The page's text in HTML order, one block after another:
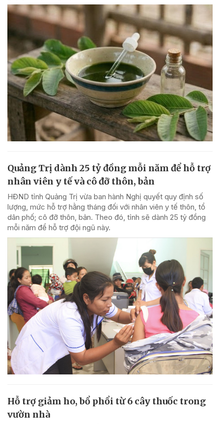
Quảng Trị dành 25 tỷ đồng mỗi năm để hỗ trợ
nhân viên y tế và cô đỡ thôn, bản
HĐND tỉnh Quảng Trị vừa ban hành Nghị quyết quy định số
lượng, mức hỗ trợ hằng tháng đối với nhân viên y tế thôn, tổ
dân phố; cô đỡ thôn, bản. Theo đó, tỉnh sẽ dành 25 tỷ đồng
mỗi năm để hỗ trợ đội ngũ này.
Hỗ trợ giảm ho, bổ phổi từ 6 cây thuốc trong
vườn nhà